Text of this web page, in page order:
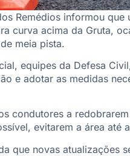
Remédios informou
curva acima da Gruta,
meia pista.
equipes da Defesa
e adotar as medidas
condutores a
evitarem a área até
que novas atualizações